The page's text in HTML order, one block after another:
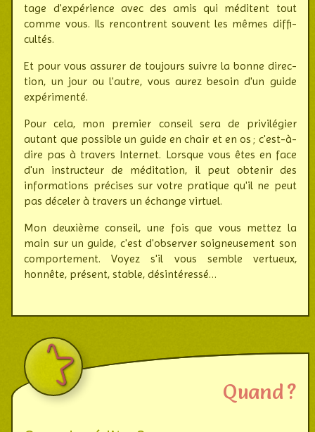
tage d'ex­pé­rience avec des amis qui méditent tout
comme vous. Ils ren­contrent souvent les mêmes diffi­
cultés.
Et pour vous assurer de toujours suivre la bonne direc­
tion, un jour ou l'autre, vous aurez besoin d'un guide
expé­rimenté.
Pour cela, mon premier conseil sera de privilégier
autant que possible un guide en chair et en os ; c'est-à-
dire pas à travers Internet. Lorsque vous êtes en face
d'un ins­truc­teur de médi­tation, il peut obtenir des
infor­ma­tions précises sur votre pratique qu'il ne peut
pas déceler à travers un échange virtuel.
Mon deuxième conseil, une fois que vous mettez la
main sur un guide, c'est d'ob­ser­ver soi­gneu­se­ment son
compor­te­ment. Voyez s'il vous semble vertueux,
honnête, présent, stable, désin­té­ressé…
Quand ?